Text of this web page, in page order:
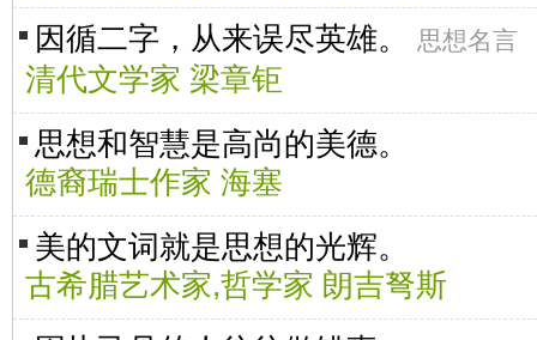
因循二字，从来误尽英雄。
思想名言
清代文学家 梁章钜
思想和智慧是高尚的美德。
德裔瑞士作家 海塞
美的文词就是思想的光辉。
古希腊艺术家,哲学家 朗吉弩斯